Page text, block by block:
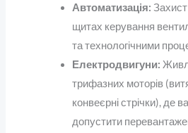
Автоматизація:
щитах керування
та технологічними
Електродвигуни:
трифазних моторів
конвеєрні стрічки), де
допустити